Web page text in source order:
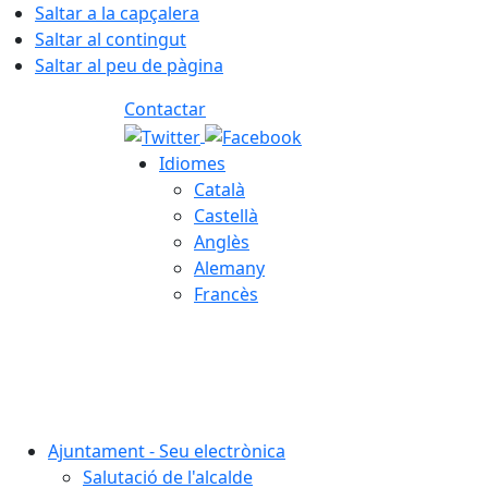
Saltar a la capçalera
Saltar al contingut
Saltar al peu de pàgina
Contactar
Idiomes
Català
Castellà
Anglès
Alemany
Francès
Ajuntament - Seu electrònica
Salutació de l'alcalde